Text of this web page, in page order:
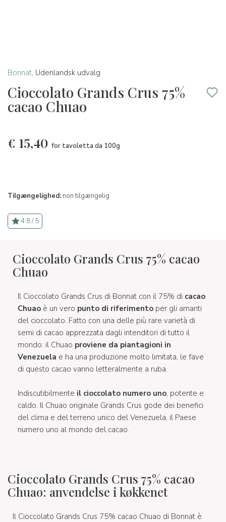
Bonnat, Udenlandsk udvalg
Cioccolato Grands Crus 75%
cacao Chuao
€ 15,40 for tavoletta da 100g
Tilgængelighed: non tilgængelig
4.8 / 5
Cioccolato Grands Crus 75% cacao
Chuao
Il Cioccolato Grands Crus di Bonnat con il 75% di cacao
Chuao è un vero punto di riferimento per gli amanti
del cioccolato. Fatto con una delle più rare varietà di
semi di cacao apprezzata dagli intenditori di tutto il
mondo: il Chuao proviene da piantagioni in
Venezuela e ha una produzione molto limitata, le fave
di questo cacao vanno letteralmente a ruba.
Indiscutibilmente il cioccolato numero uno, potente e
caldo. Il Chuao originale Grands Crus gode dei benefici
del clima e del terreno unico del Venezuela, il Paese
numero uno al mondo del cacao.
Cioccolato Grands Crus 75% cacao
Chuao: anvendelse i køkkenet
Il Cioccolato Grands Crus 75% cacao Chuao di Bonnat è